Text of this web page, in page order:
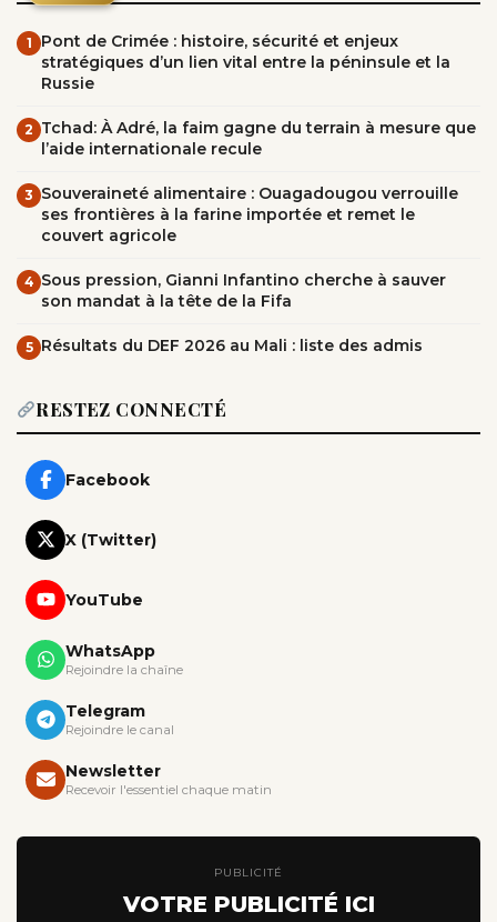
1
Pont de Crimée : histoire, sécurité et enjeux
stratégiques d’un lien vital entre la péninsule et la
Russie
2 Tchad: À Adré, la faim gagne du terrain à mesure que
l’aide internationale recule
3 Souveraineté alimentaire : Ouagadougou verrouille
ses frontières à la farine importée et remet le
couvert agricole
4 Sous pression, Gianni Infantino cherche à sauver
son mandat à la tête de la Fifa
5 Résultats du DEF 2026 au Mali : liste des admis
RESTEZ CONNECTÉ
Facebook
X (Twitter)
YouTube
WhatsApp
Rejoindre la chaîne
Telegram
Rejoindre le canal
Newsletter
Recevoir l'essentiel chaque matin
PUBLICITÉ
VOTRE PUBLICITÉ ICI